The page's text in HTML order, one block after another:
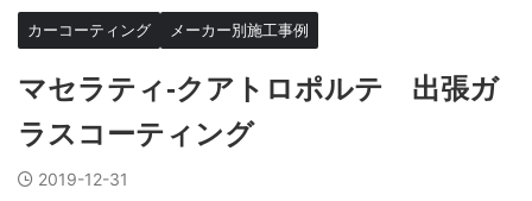
カーコーティング メーカー別施工事例
マセラティ-クアトロポルテ 出張ガ
ラスコーティング
2019-12-31